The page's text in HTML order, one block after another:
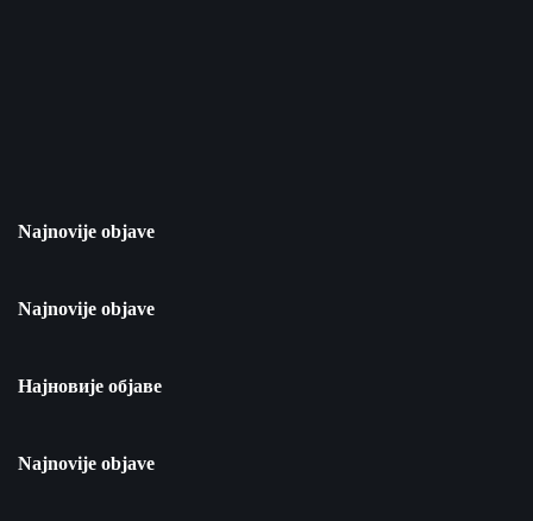
Najnovije objave
Najnovije objave
Најновије објаве
Najnovije objave